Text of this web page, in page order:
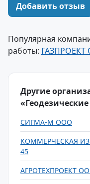
Добавить отзыв
Популярная
работы: ГАЗПРОЕКТ
Другие
СИГМА-М ООО
КОММЕРЧЕСКАЯ
45
АГРОТЕХПРОЕКТ